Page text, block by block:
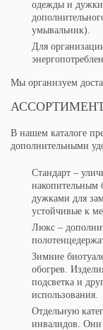
одежды и дужки
умывальник).
Для
Мы организуем
В нашем каталоге
дополнительными
Стандарт –
накопительным
дужками для
устойчивые к
Люкс –
Зимние
обогрев.
подсветка и
использования.
Отдельную
инвалидов. Они